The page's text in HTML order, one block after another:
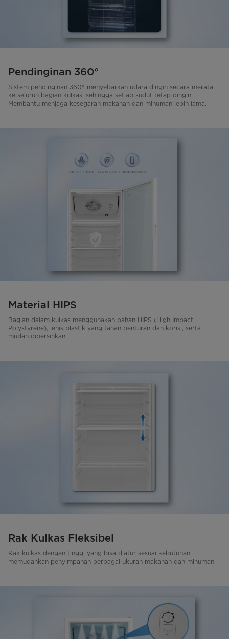
Pendinginan 360°
Sistem pendinginan 360° menyebarkan udara dingin secara merata
ke seluruh bagian kulkas, sehingga setiap sudut tetap dingin.
Membantu menjaga kesegaran makanan dan minuman lebih lama.
Material HIPS
Bagian dalam kulkas menggunakan bahan HIPS (High Impact
Polystyrene), jenis plastik yang tahan benturan dan korisi, serta
mudah dibersihkan.
Rak Kulkas Fleksibel
Rak kulkas dengan tinggi yang bisa diatur sesuai kebutuhan,
memudahkan penyimpanan berbagai ukuran makanan dan minuman.